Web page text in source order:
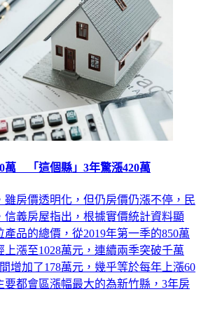
萬 「這個縣」3年驚漲420萬
雖房價透明化，但仍房價仍漲不停，民
信義房屋指出，根據實價統計資料顯
品的總價，從2019年第一季的850萬
漲至1028萬元，連續兩季突破千萬
增加了178萬元，幾乎等於每年上漲60
要都會區漲幅最大的為新竹縣，3年房